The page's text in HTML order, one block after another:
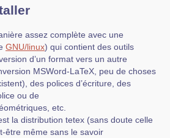
assez complète avec une
GNU/linux) qui contient des outils
d’un format vers un autre
MSWord-LaTeX, peu de choses
des polices d’écriture, des
ou de
etc.
la distribution tetex (sans doute celle
être même sans le savoir